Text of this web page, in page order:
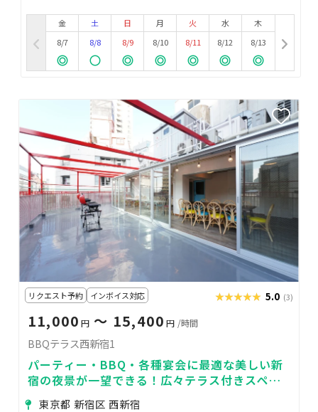
金
8/7
土
8/8
日
8/9
月
8/10
火
8/11
水
8/12
木
8/13
リクエスト予約 インボイス対応 ★★★★★
★★★★★ 5.0 (3)
11,000 円 〜 15,400 円 /時間
BBQテラス西新宿1
パーティー・BBQ・各種宴会に最適な美しい新
宿の夜景が一望できる！広々テラス付きスペー
ス 東京都 新宿区 西新宿